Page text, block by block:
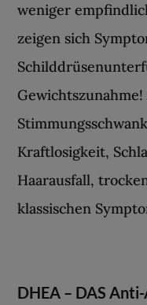
weniger
zeigen sich
Kraftlosigkeit,
Haarausfall,
klassischen
DHEA – DAS